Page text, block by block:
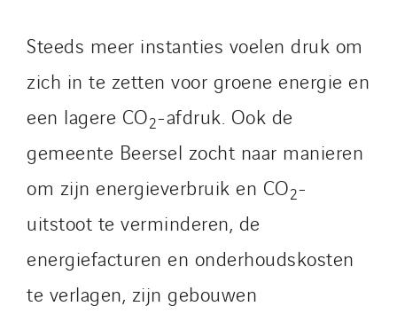
Steeds meer instanties voelen druk om
zich in te zetten voor groene energie en
een lagere CO2-afdruk. Ook de
gemeente Beersel zocht naar manieren
om zijn energieverbruik en CO2-
uitstoot te verminderen, de
energiefacturen en onderhoudskosten
te verlagen, zijn gebouwen